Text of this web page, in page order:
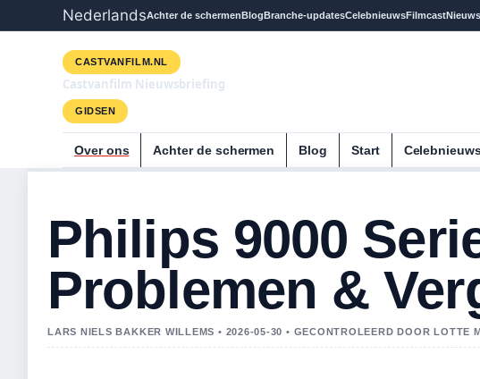
NederlandsAchter de schermenBlogBranche-updatesCelebnieuwsFilmcastNieuws
CASTVANFILM.NL
Castvanfilm Nieuwsbriefing
GIDSEN
Over ons Achter de schermen Blog Start
Philips 9000
Problemen &
LARS NIELS BAKKER WILLEMS • 2026-05-30 • GECONTROLEERD DOOR LOTTE